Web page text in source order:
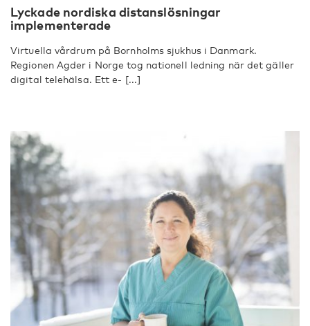
Lyckade nordiska distanslösningar
implementerade
Virtuella vårdrum på Bornholms sjukhus i Danmark.
Regionen Agder i Norge tog nationell ledning när det gäller
digital telehälsa. Ett e- [...]